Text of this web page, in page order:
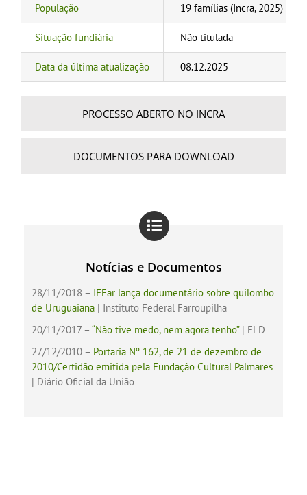
População 19 famílias (Incra, 2025)
Situação fundiária Não titulada
Data da última atualização 08.12.2025
PROCESSO ABERTO NO INCRA
DOCUMENTOS PARA DOWNLOAD
Notícias e Documentos
28/11/2018 – IFFar lança documentário sobre quilombo
de Uruguaiana | Instituto Federal Farroupilha
20/11/2017 –“​Não tive medo, nem agora tenho”| FLD
27/12/2010 – Portaria Nº 162, de 21 de dezembro de
2010/Certidão emitida pela Fundação Cultural Palmares
| Diário Oficial da União